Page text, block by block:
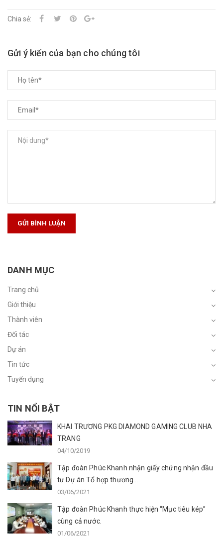
Chia sẻ:
Gửi ý kiến của bạn cho chúng tôi
GỬI BÌNH LUẬN
DANH MỤC
Trang chủ
Giới thiệu
Thành viên
Đối tác
Dự án
Tin tức
Tuyển dụng
TIN NỔI BẬT
KHAI TRƯƠNG PKG DIAMOND GAMING CLUB NHA
TRANG
04/10/2019
Tập đoàn Phúc Khanh nhận giấy chứng nhận đầu
tư Dự án Tổ hợp thương...
03/06/2021
Tập đoàn Phúc Khanh thực hiện “Mục tiêu kép”
cùng cả nước.
01/06/2021